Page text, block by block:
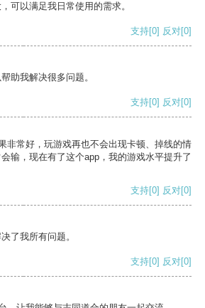
可以满足我日常使用的需求。
支持[0] 反对[0]
助我解决很多问题。
支持[0] 反对[0]
非常好，玩游戏再也不会出现卡顿、掉线的情
输，现在有了这个app，我的游戏水平提升了
支持[0] 反对[0]
了我所有问题。
支持[0] 反对[0]